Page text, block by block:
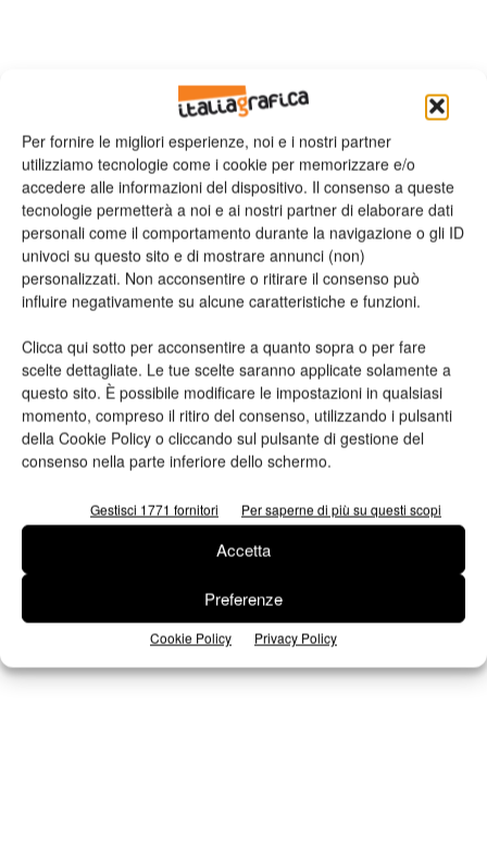
Per fornire le migliori esperienze, noi e i nostri partner
utilizziamo tecnologie come i cookie per memorizzare e/o
accedere alle informazioni del dispositivo. Il consenso a queste
tecnologie permetterà a noi e ai nostri partner di elaborare dati
personali come il comportamento durante la navigazione o gli ID
univoci su questo sito e di mostrare annunci (non)
personalizzati. Non acconsentire o ritirare il consenso può
influire negativamente su alcune caratteristiche e funzioni.
Clicca qui sotto per acconsentire a quanto sopra o per fare
scelte dettagliate. Le tue scelte saranno applicate solamente a
questo sito. È possibile modificare le impostazioni in qualsiasi
momento, compreso il ritiro del consenso, utilizzando i pulsanti
della Cookie Policy o cliccando sul pulsante di gestione del
consenso nella parte inferiore dello schermo.
Gestisci 1771 fornitori Per saperne di più su questi scopi
Accetta
Preferenze
Cookie Policy Privacy Policy
n.2 - Giugno 2026 n.1 - Maggio 2026 n.6 - Dicembre 2025
Edicola Web
Iscriviti alla newsletter